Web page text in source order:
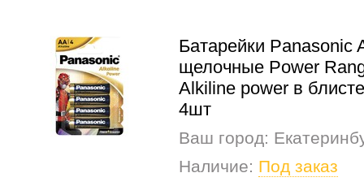
Батарейки Panasonic
щелочные Power
Alkiline power в
4шт
Ваш город:
Наличие: Под заказ